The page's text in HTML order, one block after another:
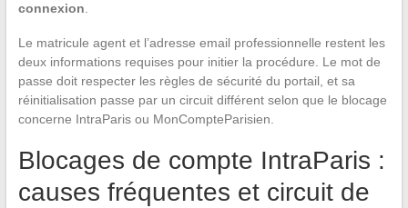
connexion.
Le matricule agent et l’adresse email professionnelle restent les
deux informations requises pour initier la procédure. Le mot de
passe doit respecter les règles de sécurité du portail, et sa
réinitialisation passe par un circuit différent selon que le blocage
concerne IntraParis ou MonCompteParisien.
Blocages de compte IntraParis :
causes fréquentes et circuit de